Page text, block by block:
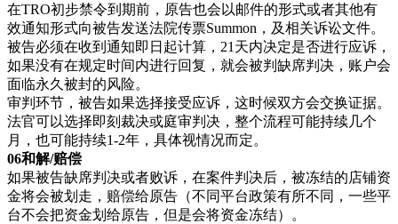
在TRO初步禁令到期前，原告也会以邮件的形式或者其他有
效通知形式向被告发送法院传票Summon，及相关诉讼文件。
被告必须在收到通知即日起计算，21天内决定是否进行应诉，
如果没有在规定时间内进行回复，就会被判缺席判决，账户会
面临永久被封的风险。
审判环节，被告如果选择接受应诉，这时候双方会交换证据。
法官可以选择即刻裁决或庭审判决，整个流程可能持续几个
月，也可能持续1-2年，具体视情况而定。
06和解/赔偿
如果被告缺席判决或者败诉，在案件判决后，被冻结的店铺资
金将会被划走，赔偿给原告（不同平台政策有所不同，一些平
台不会把资金划给原告，但是会将资金冻结）。